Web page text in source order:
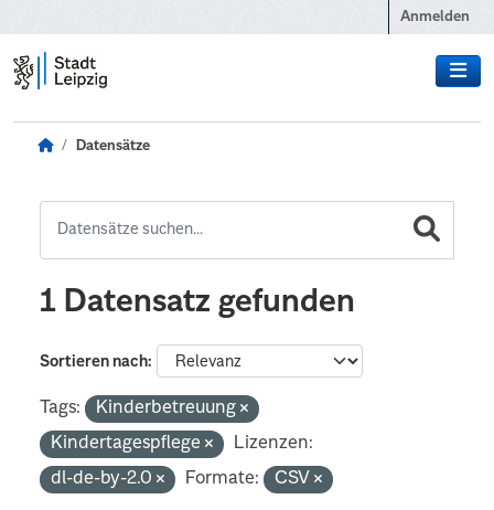
Anmelden
Datensätze
1 Datensatz gefunden
Sortieren nach
Tags:
Kinderbetreuung
Kindertagespflege
Lizenzen:
dl-de-by-2.0
Formate: CSV